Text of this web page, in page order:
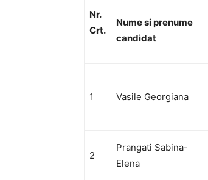
Nr.
Crt.
Nume si prenume
candidat
1 Vasile Georgiana
2
Prangati Sabina-
Elena